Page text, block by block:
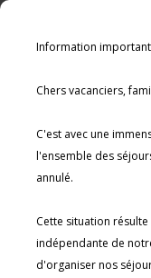
NOS SÉJOURS
Séjours Été
Information
Chers vacanciers,
C'est avec une
l'ensemble des
annulé.
Cette situation
indépendante de
d'organiser nos